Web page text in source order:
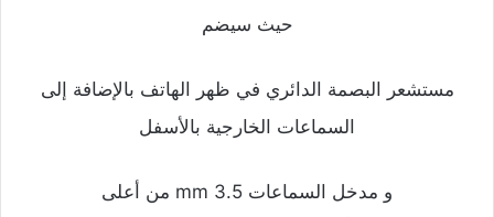
حيث سيضم
مستشعر البصمة الدائري في ظهر الهاتف بالإضافة إلى
السماعات الخارجية بالأسفل
و مدخل السماعات 3.5 mm من أعلى